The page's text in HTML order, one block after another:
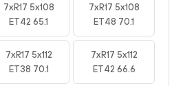
7xR17 5x108
ET42 65.1
7xR17 5x108
ET48 70.1
7xR17 5x112
ET38 70.1
7xR17 5x112
ET42 66.6